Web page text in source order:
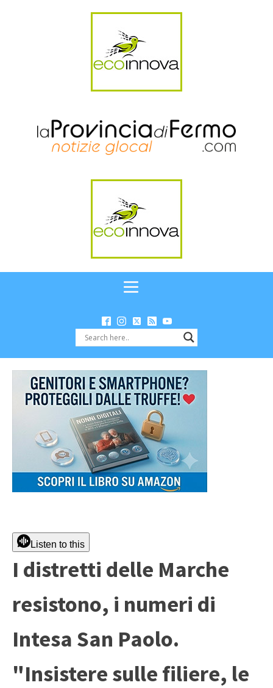
Listen to this
I distretti delle Marche
resistono, i numeri di
Intesa San Paolo.
"Insistere sulle filiere, le